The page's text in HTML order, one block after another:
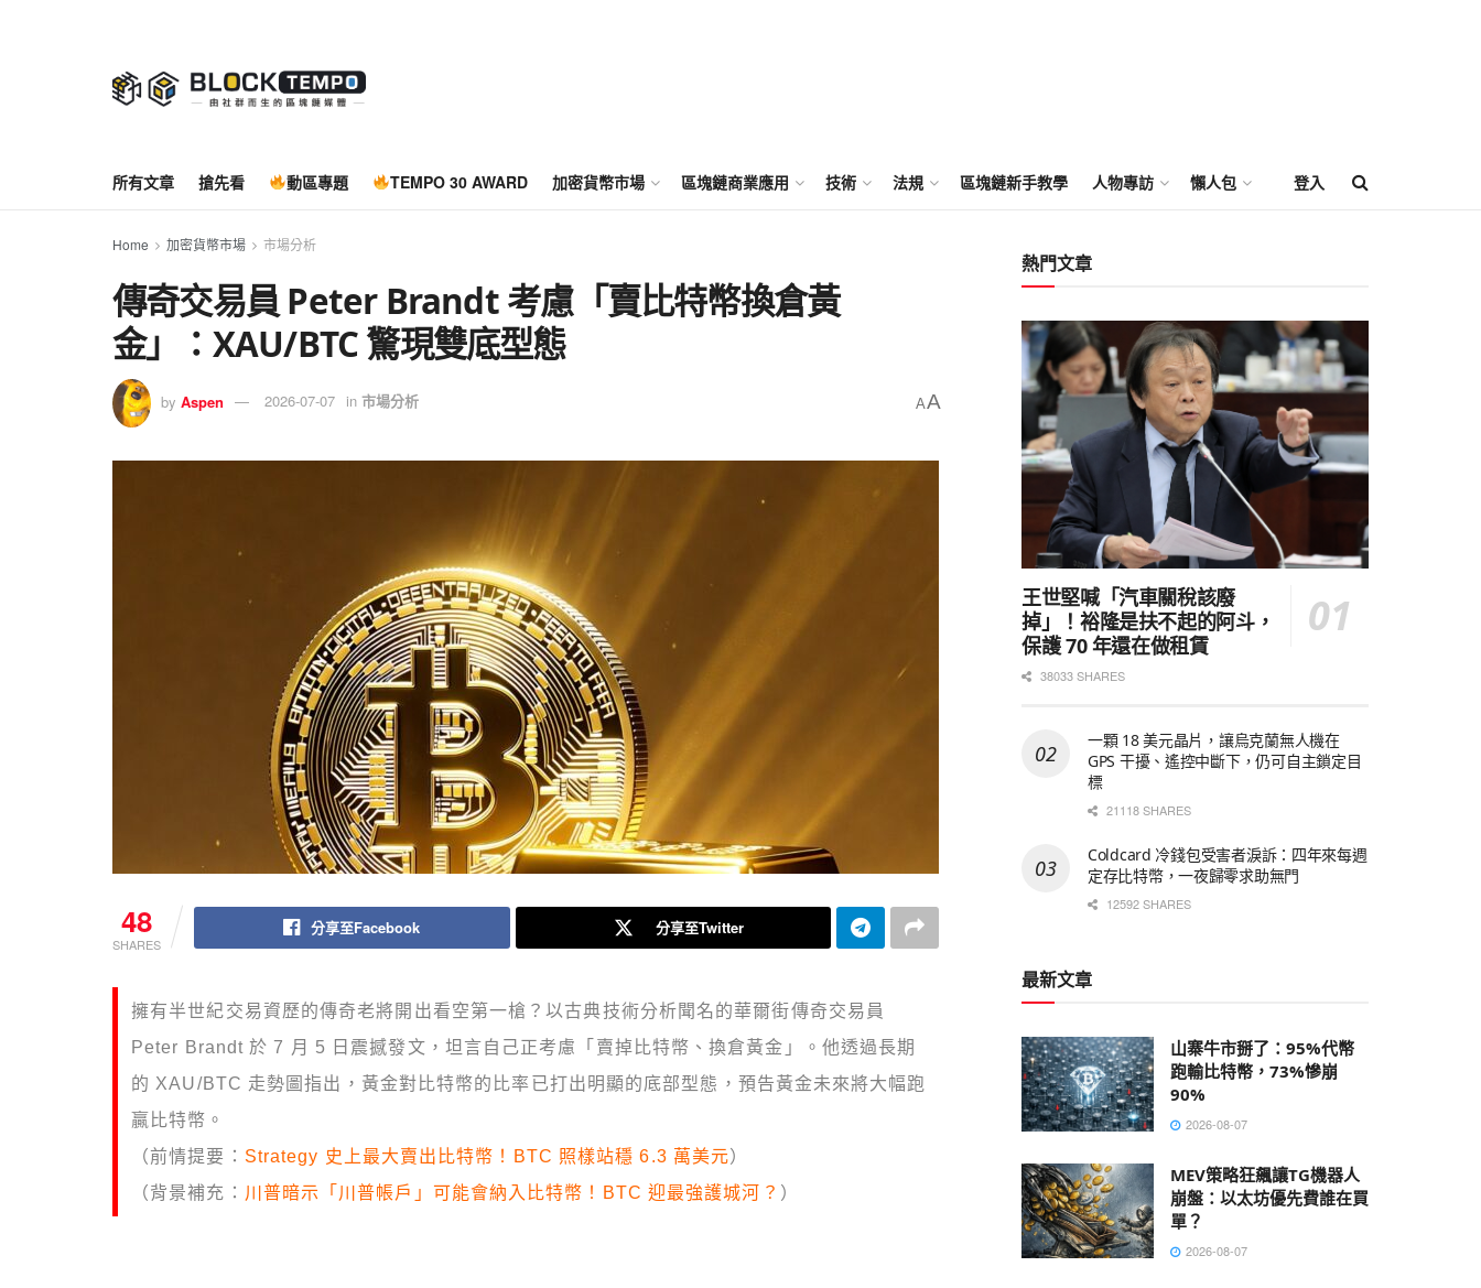
所有文章 搶先看 動區專題 TEMPO 30 AWARD 加密貨幣市場 區塊鏈商業應用 技術 法規 區塊鏈新手教學 人物專訪 懶人包 登入
Home 加密貨幣市場 市場分析
傳奇交易員 Peter Brandt 考慮「賣比特幣換倉黃
金」：XAU/BTC 驚現雙底型態
by Aspen 2026-07-07 in 市場分析 AA
48
SHARES
分享至Facebook 分享至Twitter
擁有半世紀交易資歷的傳奇老將開出看空第一槍？以古典技術分析聞名的華爾街傳奇交易員
Peter Brandt 於 7 月 5 日震撼發文，坦言自己正考慮「賣掉比特幣、換倉黃金」。他透過長期
的 XAU/BTC 走勢圖指出，黃金對比特幣的比率已打出明顯的底部型態，預告黃金未來將大幅跑
贏比特幣。
（前情提要： Strategy 史上最大賣出比特幣！BTC 照樣站穩 6.3 萬美元）
（背景補充： 川普暗示「川普帳戶」可能會納入比特幣！BTC 迎最強護城河？ ）
熱門文章
王世堅喊「汽車關稅該廢
掉」！裕隆是扶不起的阿斗，
保護 70 年還在做租賃
38033 SHARES
一顆 18 美元晶片，讓烏克蘭無人機在
GPS 干擾、遙控中斷下，仍可自主鎖定目
標
21118 SHARES
Coldcard 冷錢包受害者淚訴：四年來每週
定存比特幣，一夜歸零求助無門
12592 SHARES
最新文章
山寨牛市掰了：95%代幣
跑輸比特幣，73%慘崩
90%
2026-08-07
MEV策略狂飆讓TG機器人
崩盤：以太坊優先費誰在買
單？
2026-08-07